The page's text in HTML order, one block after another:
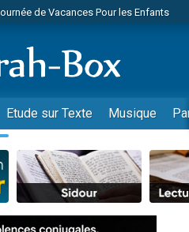
de Vacances Pour les Enfants
80 ans, dans un appartement
de vacances aux Orphelins
Etude sur Texte Musique